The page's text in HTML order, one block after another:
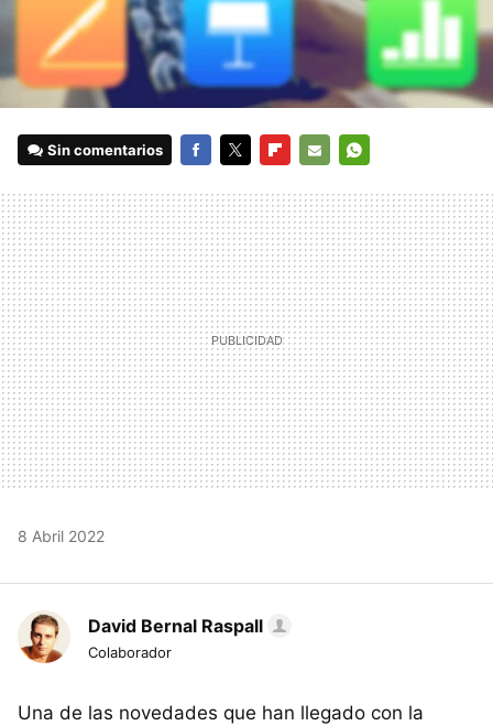
Sin comentarios
MAIL
8 Abril 2022
David Bernal Raspall
Colaborador
Una de las novedades que han llegado con la